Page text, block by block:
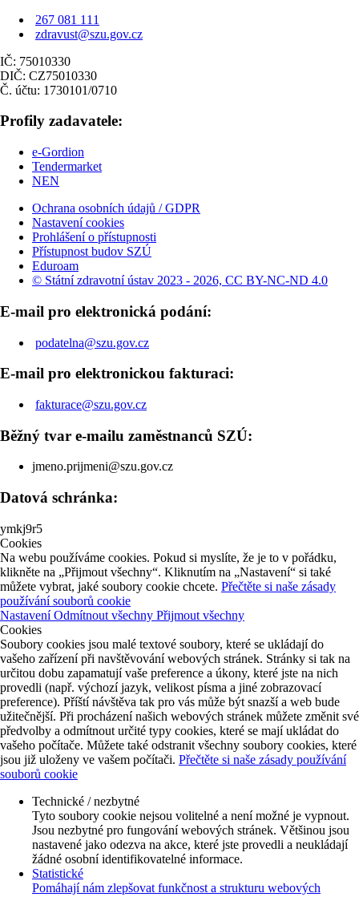
267 081 111
zdravust@szu.gov.cz
IČ: 75010330
DIČ: CZ75010330
Č. účtu: 1730101/0710
Profily zadavatele:
e-Gordion
Tendermarket
NEN
Ochrana osobních údajů / GDPR
Nastavení cookies
Prohlášení o přístupnosti
Přístupnost budov SZÚ
Eduroam
© Státní zdravotní ústav 2023 - 2026, CC BY-NC-ND 4.0
E-mail pro elektronická podání:
podatelna@szu.gov.cz
E-mail pro elektronickou fakturaci:
fakturace@szu.gov.cz
Běžný tvar e-mailu zaměstnanců SZÚ:
jmeno.prijmeni@szu.gov.cz
Datová schránka:
ymkj9r5
Cookies
Na webu používáme cookies. Pokud si myslíte, že je to v pořádku,
klikněte na „Přijmout všechny“. Kliknutím na „Nastavení“ si také
můžete vybrat, jaké soubory cookie chcete. Přečtěte si naše zásady
používání souborů cookie
NastaveníOdmítnout všechny Přijmout všechny
Cookies
Soubory cookies jsou malé textové soubory, které se ukládají do
vašeho zařízení při navštěvování webových stránek. Stránky si tak na
určitou dobu zapamatují vaše preference a úkony, které jste na nich
provedli (např. výchozí jazyk, velikost písma a jiné zobrazovací
preference). Příští návštěva tak pro vás může být snazší a web bude
užitečnější. Při procházení našich webových stránek můžete změnit své
předvolby a odmítnout určité typy cookies, které se mají ukládat do
vašeho počítače. Můžete také odstranit všechny soubory cookies, které
jsou již uloženy ve vašem počítači. Přečtěte si naše zásady používání
souborů cookie
Technické / nezbytné
Tyto soubory cookie nejsou volitelné a není možné je vypnout.
Jsou nezbytné pro fungování webových stránek. Většinou jsou
nastavené jako odezva na akce, které jste provedli a neukládají
žádné osobní identifikovatelné informace.
Statistické
Pomáhají nám zlepšovat funkčnost a strukturu webových